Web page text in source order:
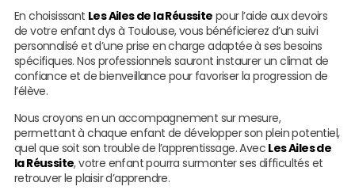
En choisissant Les Ailes de la Réussite pour l’aide aux devoirs
de votre enfant dys à Toulouse, vous bénéficierez d’un suivi
personnalisé et d’une prise en charge adaptée à ses besoins
spécifiques. Nos professionnels sauront instaurer un climat de
confiance et de bienveillance pour favoriser la progression de
l’élève.
Nous croyons en un accompagnement sur mesure,
permettant à chaque enfant de développer son plein potentiel,
quel que soit son trouble de l’apprentissage. Avec Les Ailes de
la Réussite, votre enfant pourra surmonter ses difficultés et
retrouver le plaisir d’apprendre.